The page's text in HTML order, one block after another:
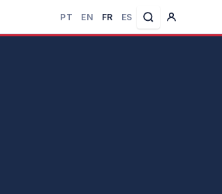
PT EN FR ES